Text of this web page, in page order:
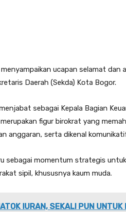
ucapan selamat dan
Daerah (Sekda) Kota Bogor.
sebagai Kepala Bagian
figur birokrat yang
anggaran, serta dikenal
sebagai momentum strategis
sipil, khususnya kaum muda.
IURAN, SEKALI PUN UNTUK